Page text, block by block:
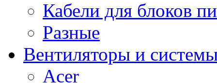
Кабели для блоков
Разные
Вентиляторы и
Acer